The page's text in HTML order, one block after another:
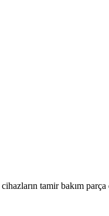
tamir bakım